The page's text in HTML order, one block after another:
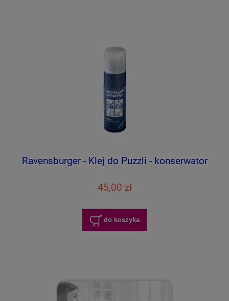
Ravensburger - Klej do Puzzli - konserwator
45,00 zł
do koszyka